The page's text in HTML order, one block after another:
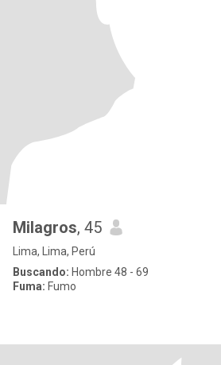
Milagros, 45
Lima, Lima, Perú
Buscando: Hombre 48 - 69
Fuma: Fumo